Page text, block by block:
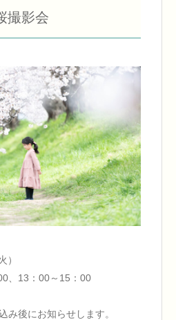
撮影会
：00～15：00
にお知らせします。